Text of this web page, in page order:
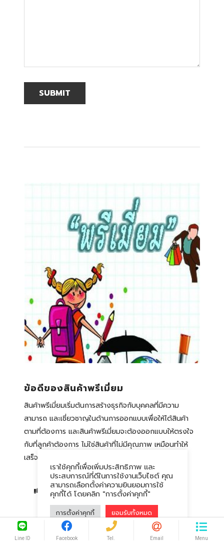
ข้อดีของสินค้าพรีเมี่ยม
สินค้าพรีเมี่ยมเริ่มต้นการสร้างธุรกิจกับบุคคลที่มีความ
สามารถ และเชี่ยวชาญในด้านการออกแบบเพื่อให้ได้สินค้า
ตามที่ต้องการ และสินค้าพรีเมี่ยมจะต้องออกแบบให้ตรงใจ
กับที่ลูกค้าต้องการ ไม่ใช่สินค้าที่ไม่มีคุณภาพ เหมือนทำให้
เสร็จ ๆ ไป แต่จะต้องเน้นไปที่ทำอย่างไร
ถูกใจ ความคิดเห็น
Leave a comment
เราใช้คุกกี้เพื่อเพิ่มประสิทธิภาพ และ
ประสบการณ์ที่ดีในการใช้งานเว็บไซต์ คุณ
สามารถเลือกตั้งค่าความยินยอมการใช้
คุกกี้ได้ โดยคลิก "การตั้งค่าคุกกี้"
การตั้งค่าคุกกี้ ยอมรับทั้งหมด